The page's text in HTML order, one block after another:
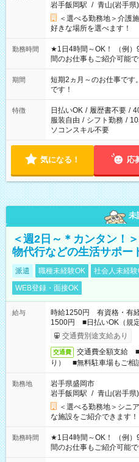
岩手飯岡駅 / 青山(岩手県
＜選べる勤務地＞介
好きな場所を選べます！
勤務時間
★1日4時間～OK！ （例
間のお仕事もご紹介可能
家庭の都合でお休みが必
※週最低15時間以上の勤
期間
短期2ヵ月～のお仕事で
です！
特徴 日払いOK / 履歴書不要 /
服装自由 / シフト勤務 /
ソコンスキル不要
気になる！ 応
未
＜週2日～＊カンタン！
物代行などの生活サポー
派遣 職種未経験OK 社会人未経験
WEB登録・面接OK
給与
時給1250円 有資格・有
1500円 ■日払いOK（規
交通費別途支給あり
交通費
交通費全額支給 ■
り） ■無料駐車場もご相
勤務地
岩手県盛岡市
岩手飯岡駅 / 青山(岩手県
＜選べる勤務地＞シ
な施設をご紹介できます！
勤務時間
★1日4時間～OK！ （例
間のお仕事もご紹介可能
家庭の都合でお休みが必